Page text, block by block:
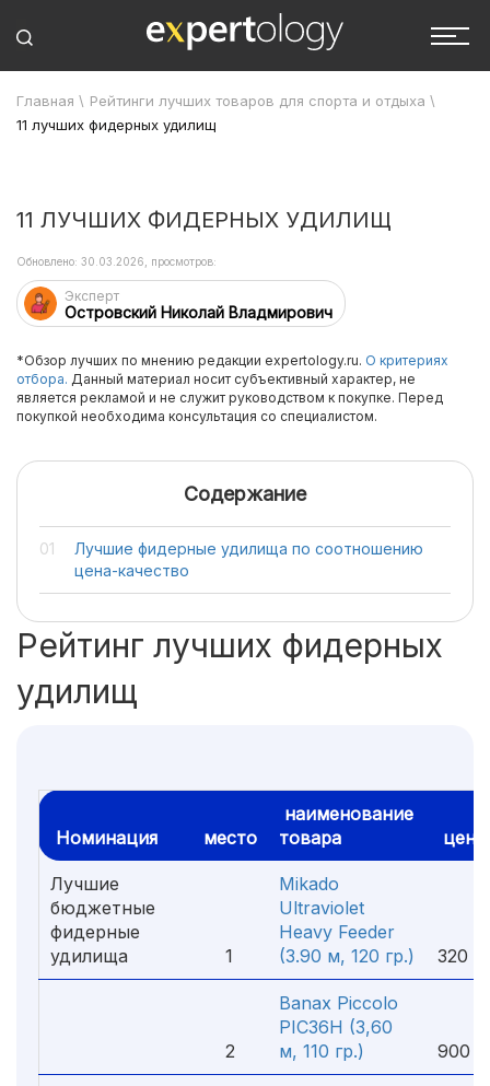
Главная \ Рейтинги лучших товаров для спорта и отдыха \
11 лучших фидерных удилищ
11 ЛУЧШИХ ФИДЕРНЫХ УДИЛИЩ
Эксперт
Островский Николай Владмирович
Обновлено: 30.03.2026, просмотров:
*Обзор лучших по мнению редакции expertology.ru. О критериях
отбора. Данный материал носит субъективный характер, не
является рекламой и не служит руководством к покупке. Перед
покупкой необходима консультация со специалистом.
Содержание
Лучшие фидерные удилища по соотношению
цена-качество
Рейтинг лучших фидерных
удилищ
Номинация место
наименование
товара
цена
Лучшие
бюджетные
фидерные
удилища
1
Mikado
Ultraviolet
Heavy Feeder
(3.90 м, 120 гр.)
320 ₽
2
Banax Piccolo
PIC36H (3,60
м, 110 гр.)
900 ₽